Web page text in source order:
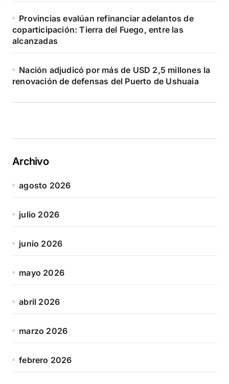
Provincias evalúan refinanciar adelantos de
coparticipación: Tierra del Fuego, entre las
alcanzadas
Nación adjudicó por más de USD 2,5 millones la
renovación de defensas del Puerto de Ushuaia
Archivo
agosto 2026
julio 2026
junio 2026
mayo 2026
abril 2026
marzo 2026
febrero 2026